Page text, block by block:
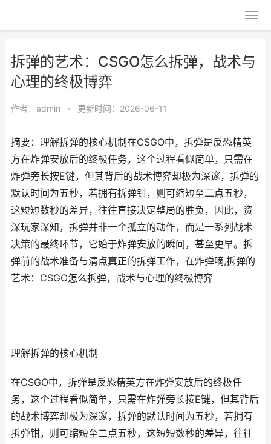
拆弹的艺术：CSGO怎么拆弹，战术与
心理的终极博弈
作者： admin • 更新时间：2026-06-11
摘要：理解拆弹的核心机制在CSGO中，拆弹是反恐精英
方在炸弹安放后的终极任务，这个过程看似简单，只需在
炸弹旁长按E键，但其背后的战术博弈却极为深邃，拆弹的
默认时间为五秒，若拥有拆弹钳，则可缩短至二点五秒，
这短短数秒的差异，往往直接决定整局的胜负，因此，资
深玩家深知，拆弹并非一个孤立的动作，而是一系列战术
决策的最终环节，它始于炸弹安放的瞬间，甚至更早。拆
弹前的战术准备与清点真正的拆弹工作，在炸弹嘀,拆弹的
艺术：CSGO怎么拆弹，战术与心理的终极博弈
理解拆弹的核心机制
在CSGO中，拆弹是反恐精英方在炸弹安放后的终极任
务，这个过程看似简单，只需在炸弹旁长按E键，但其背后
的战术博弈却极为深邃，拆弹的默认时间为五秒，若拥有
拆弹钳，则可缩短至二点五秒，这短短数秒的差异，往往